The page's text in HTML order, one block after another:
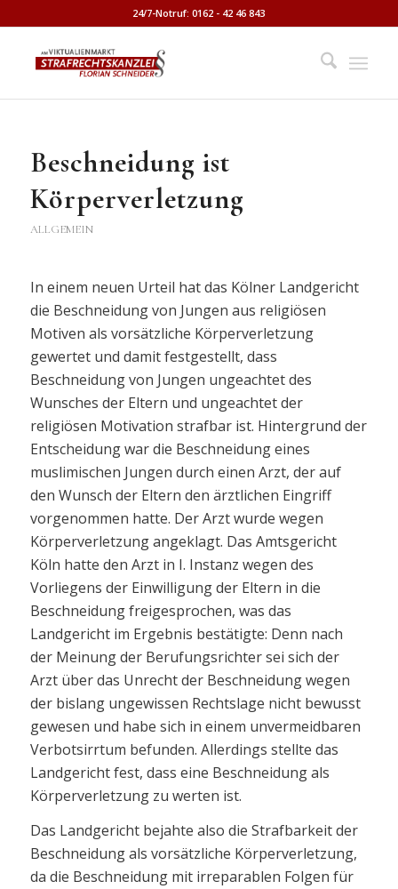
24/7-Notruf: 0162 - 42 46 843
Beschneidung ist
Körperverletzung
ALLGEMEIN
In einem neuen Urteil hat das Kölner Landgericht
die Beschneidung von Jungen aus religiösen
Motiven als vorsätzliche Körperverletzung
gewertet und damit festgestellt, dass
Beschneidung von Jungen ungeachtet des
Wunsches der Eltern und ungeachtet der
religiösen Motivation strafbar ist. Hintergrund der
Entscheidung war die Beschneidung eines
muslimischen Jungen durch einen Arzt, der auf
den Wunsch der Eltern den ärztlichen Eingriff
vorgenommen hatte. Der Arzt wurde wegen
Körperverletzung angeklagt. Das Amtsgericht
Köln hatte den Arzt in I. Instanz wegen des
Vorliegens der Einwilligung der Eltern in die
Beschneidung freigesprochen, was das
Landgericht im Ergebnis bestätigte: Denn nach
der Meinung der Berufungsrichter sei sich der
Arzt über das Unrecht der Beschneidung wegen
der bislang ungewissen Rechtslage nicht bewusst
gewesen und habe sich in einem unvermeidbaren
Verbotsirrtum befunden. Allerdings stellte das
Landgericht fest, dass eine Beschneidung als
Körperverletzung zu werten ist.
Das Landgericht bejahte also die Strafbarkeit der
Beschneidung als vorsätzliche Körperverletzung,
da die Beschneidung mit irreparablen Folgen für